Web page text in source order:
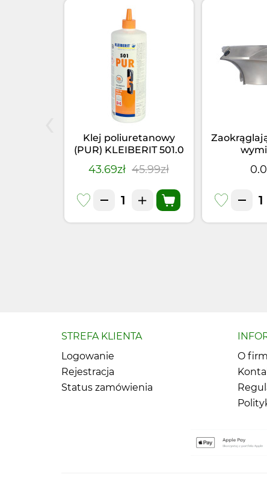
Klej poliuretanowy
(PUR) KLEIBERIT 501.0
(1kg)
43.69zł 45.99zł
STREFA KLIENTA
Logowanie
Rejestracja
Status zamówienia
O